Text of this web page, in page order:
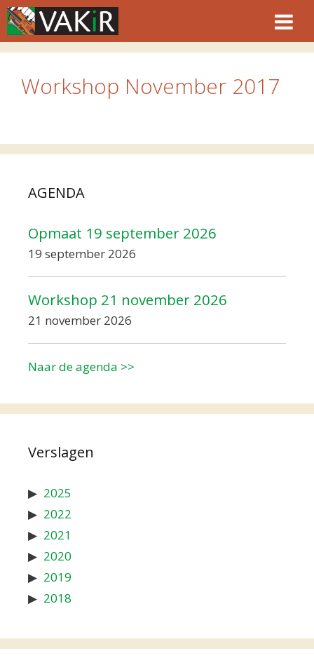
Ga
naar
de
Workshop November 2017
AGENDA
Opmaat 19 september 2026
19 september 2026
Workshop 21 november 2026
21 november 2026
Naar de agenda >>
Verslagen
2025
2022
2021
2020
2019
2018